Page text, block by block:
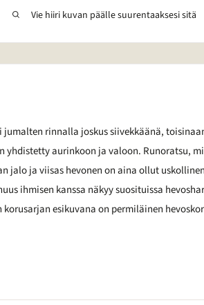
Vie hiiri kuvan päälle suurentaaksesi sitä
rinnalla joskus siivekkäänä,
yhdistetty aurinkoon ja valoon. Runoratsu,
jalo ja viisas hevonen on aina ollut
ihmisen kanssa näkyy suosituissa
esikuvana on permiläinen